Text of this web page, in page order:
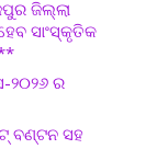
ଜିଲ୍ଲା
ସାଂସ୍କୃତିକ
୨୦୨୬ ର
ବଣ୍ଟନ ସହ